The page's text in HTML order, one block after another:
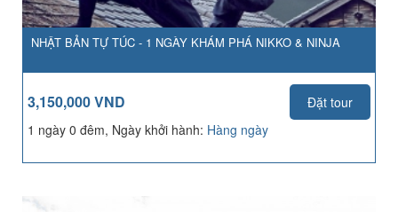
NHẬT BẢN TỰ TÚC - 1 NGÀY KHÁM PHÁ NIKKO & NINJA
3,150,000 VND
Đặt tour
1 ngày 0 đêm, Ngày khởi hành: Hàng ngày